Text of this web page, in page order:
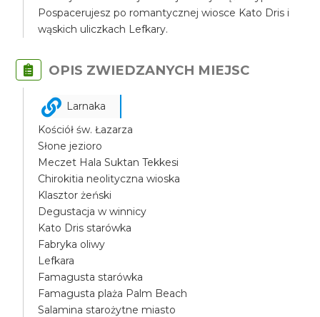
Pospacerujesz po romantycznej wiosce Kato Dris i
wąskich uliczkach Lefkary.
OPIS ZWIEDZANYCH MIEJSC
Larnaka
Kościół św. Łazarza
Słone jezioro
Meczet Hala Suktan Tekkesi
Chirokitia neolityczna wioska
Klasztor żeński
Degustacja w winnicy
Kato Dris starówka
Fabryka oliwy
Lefkara
Famagusta starówka
Famagusta plaża Palm Beach
Salamina starożytne miasto